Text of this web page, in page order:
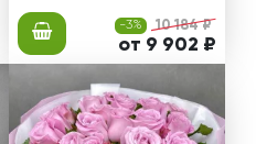
-3% 10 184 ₽
от 9 902 ₽